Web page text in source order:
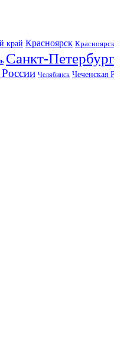
край Красноярск
Санкт-Петербург
Челябинск Чеченская